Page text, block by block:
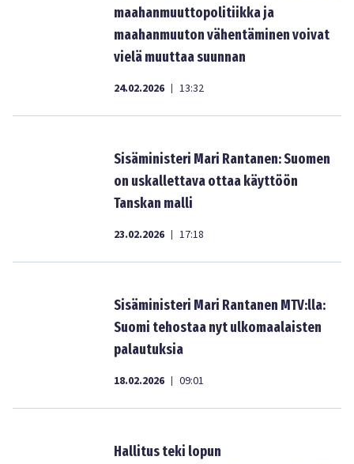
maahanmuuttopolitiikka ja
maahanmuuton vähentäminen voivat
vielä muuttaa suunnan
24.02.2026 | 13:32
Sisäministeri Mari Rantanen: Suomen
on uskallettava ottaa käyttöön
Tanskan malli
23.02.2026 | 17:18
Sisäministeri Mari Rantanen MTV:lla:
Suomi tehostaa nyt ulkomaalaisten
palautuksia
18.02.2026 | 09:01
Hallitus teki lopun